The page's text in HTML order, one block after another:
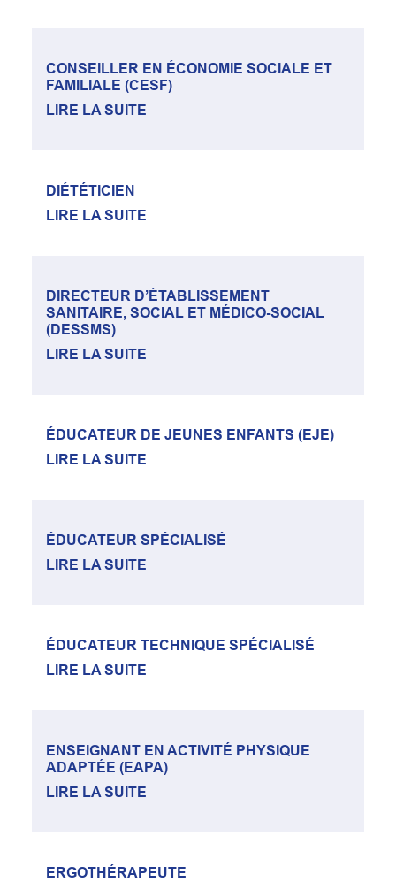
CONSEILLER EN ÉCONOMIE SOCIALE ET
FAMILIALE (CESF)
LIRE LA SUITE
DIÉTÉTICIEN
LIRE LA SUITE
DIRECTEUR D’ÉTABLISSEMENT
SANITAIRE, SOCIAL ET MÉDICO-SOCIAL
(DESSMS)
LIRE LA SUITE
ÉDUCATEUR DE JEUNES ENFANTS (EJE)
LIRE LA SUITE
ÉDUCATEUR SPÉCIALISÉ
LIRE LA SUITE
ÉDUCATEUR TECHNIQUE SPÉCIALISÉ
LIRE LA SUITE
ENSEIGNANT EN ACTIVITÉ PHYSIQUE
ADAPTÉE (EAPA)
LIRE LA SUITE
ERGOTHÉRAPEUTE